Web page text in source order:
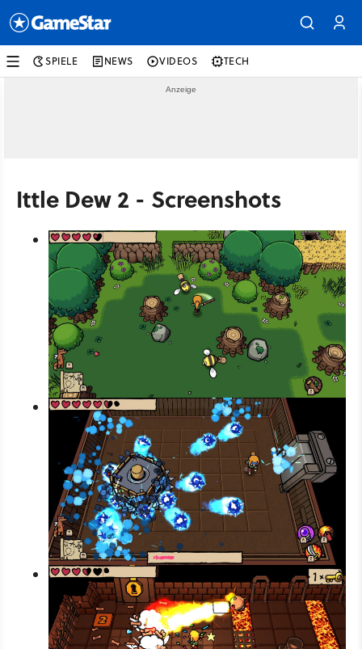
SPIELE NEWS VIDEOS TECH
Ittle Dew 2 - Screenshots